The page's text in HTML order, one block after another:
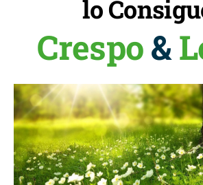
lo
Crespo&